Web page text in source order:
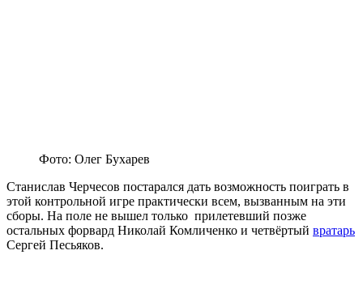
Фото: Олег Бухарев
Станислав Черчесов постарался дать возможность поиграть в
этой контрольной игре практически всем, вызванным на эти
сборы. На поле не вышел только прилетевший позже
остальных форвард Николай Комличенко и четвёртый вратарь
Сергей Песьяков.